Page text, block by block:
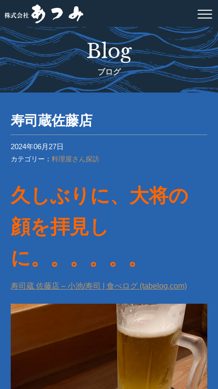
Blog
ブログ
寿司蔵佐藤店
2024年06月27日
カテゴリー：料理屋さん探訪
久しぶりに、大将の
顔を拝見し
に。。。。。。
寿司蔵 佐藤店 – 小池/寿司 | 食べログ (tabelog.com)